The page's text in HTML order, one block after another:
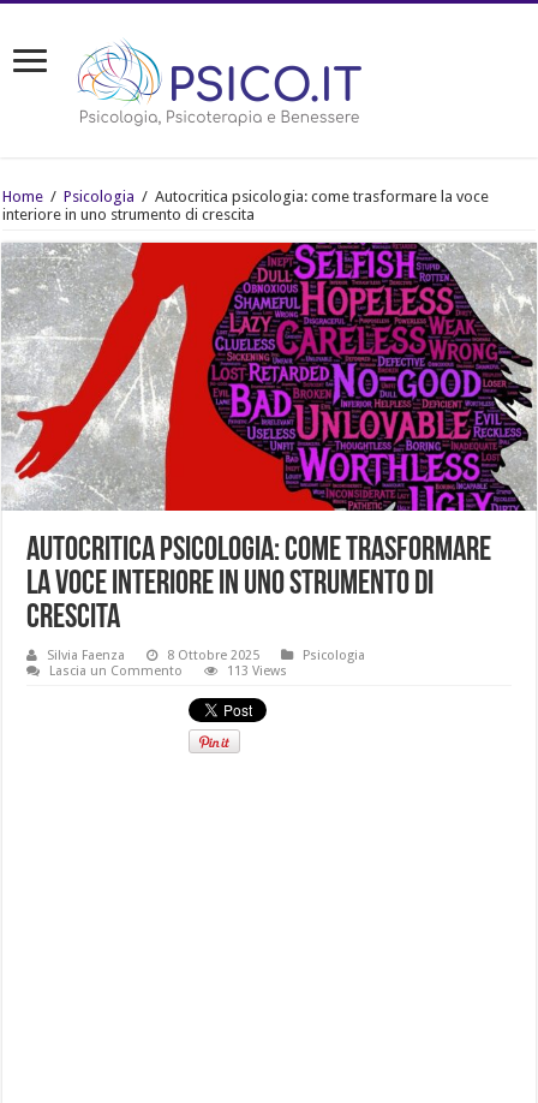
Home / Psicologia / Autocritica psicologia: come trasformare la voce
interiore in uno strumento di crescita
Autocritica psicologia: come trasformare
la voce interiore in uno strumento di
crescita
Silvia Faenza 8 Ottobre 2025
Psicologia
Lascia un Commento
113 Views